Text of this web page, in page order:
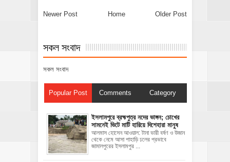
Newer Post Older Post
Home
সকল সংবাদ
সকল সংবাদ
Popular Post Comments Category
ইসলামপুরে ব্রহ্মপুত্র নদের ভাঙ্গন; চোখের
সামনেই ভিটে মাটি হারিয়ে দিশেহারা মানুষ
আলমাস হোসেন আওয়াল: টানা ভারী বর্ষণ ও উজান
থেকে নেমে আসা পাহাড়ি ঢলের প্রভাবে
জামালপুরের ইসলামপুর ...